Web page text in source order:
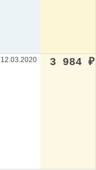
12.03.2020 3 984 ₽